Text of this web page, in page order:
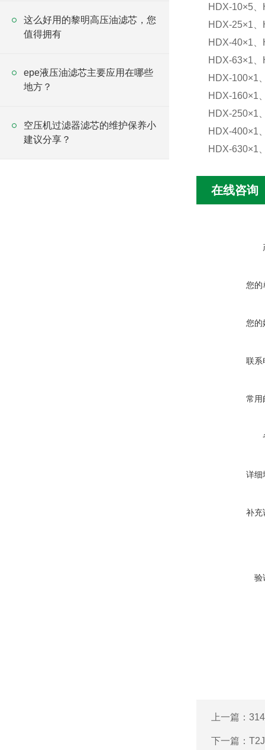
这么好用的黎明高压油滤芯，您
值得拥有
epe液压油滤芯主要应用在哪些
地方？
空压机过滤器滤芯的维护保养小
建议分享？
HDX-10×5
HDX-25×1
HDX-40×1
HDX-63×1
HDX-100×1
HDX-160×1
HDX-250×1
HDX-400×1
HDX-630×1
在线咨询
您的
您的
联系
常用
详细
补充
验
上一篇：
下一篇：